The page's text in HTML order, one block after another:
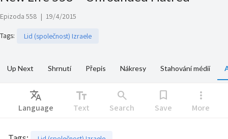
Epizoda 558 | 19/4/2015
Tags: Lid (společnost) Izraele
Up Next Shrnutí Přepis Nákresy Stahování médií
Translate
Language
text_fields
Text
search
Search
bookmark
Save
more_vert
More